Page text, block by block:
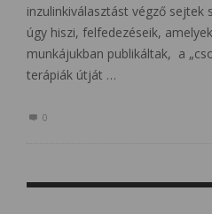
inzulinkiválasztást végző
úgy hiszi, felfedezéseik,
munkájukban publikáltak, a
terápiák útját …
0